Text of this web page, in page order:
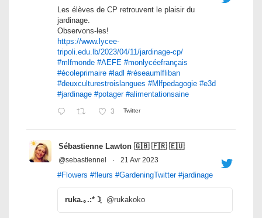
Les élèves de CP retrouvent le plaisir du
jardinage.
Observons-les!
https://www.lycee-
tripoli.edu.lb/2023/04/11/jardinage-cp/
#mlfmonde #AEFE #monlycéefrançais
#écoleprimaire #ladl #réseaumlfliban
#deuxculturestroislangues #Mlfpedagogie #e3d
#jardinage #potager #alimentationsaine
3 Twitter
Sébastienne Lawton 🇬🇧 🇫🇷 🇪🇺
@sebastiennel · 21 Avr 2023
#Flowers #fleurs #GardeningTwitter #jardinage
ruka.｡.:*☽ฺ @rukakoko